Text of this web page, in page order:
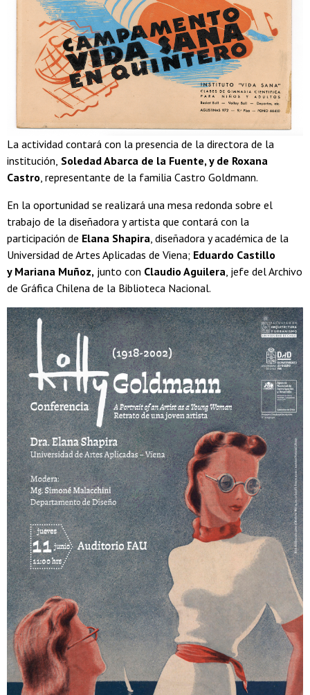
La actividad contará con la presencia de la directora de la
institución, Soledad Abarca de la Fuente, y de Roxana
Castro, representante de la familia Castro Goldmann.
En la oportunidad se realizará una mesa redonda sobre el
trabajo de la diseñadora y artista que contará con la
participación de Elana Shapira, diseñadora y académica de la
Universidad de Artes Aplicadas de Viena; Eduardo Castillo
y Mariana Muñoz, junto con Claudio Aguilera, jefe del Archivo
de Gráfica Chilena de la Biblioteca Nacional.